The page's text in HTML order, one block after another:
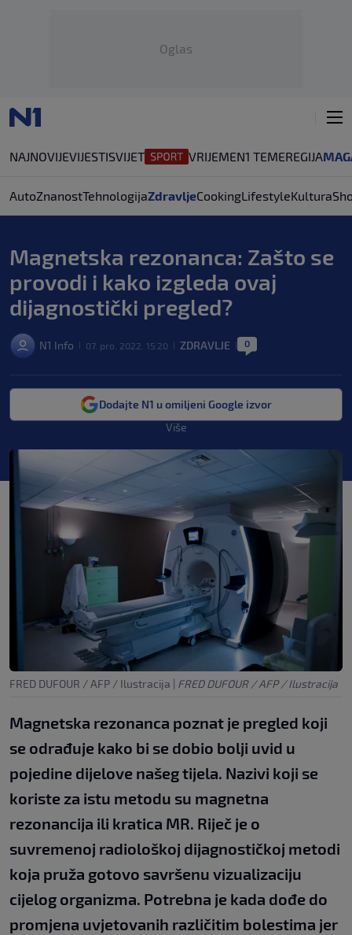
Oglas
NAJNOVIJEVIJESTISVIJET VRIJEMEN1 TEMEREGIJA
AutoZnanostTehnologijaZdravljeCookingLifestyleKultura
Magnetska rezonanca: Zašto se
provodi i kako izgleda ovaj
dijagnostički pregled?
N1 Info 07. pro. 2022. 15:20 ZDRAVLJE 0
Dodajte N1 u omiljeni Google izvor
Više
FRED DUFOUR / AFP / Ilustracija | FRED DUFOUR / AFP / Ilustracija
Magnetska rezonanca poznat je pregled koji
se odrađuje kako bi se dobio bolji uvid u
pojedine dijelove našeg tijela. Nazivi koji se
koriste za istu metodu su magnetna
rezonancija ili kratica MR. Riječ je o
suvremenoj radiološkoj dijagnostičkoj metodi
koja pruža gotovo savršenu vizualizaciju
cijelog organizma. Potrebna je kada dođe do
promjena uvjetovanih različitim bolestima jer